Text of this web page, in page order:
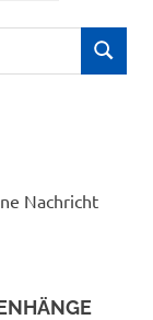
SUCHEN
Nachricht